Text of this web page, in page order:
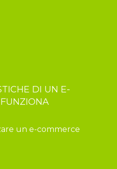
DI UN E-
un e-commerce